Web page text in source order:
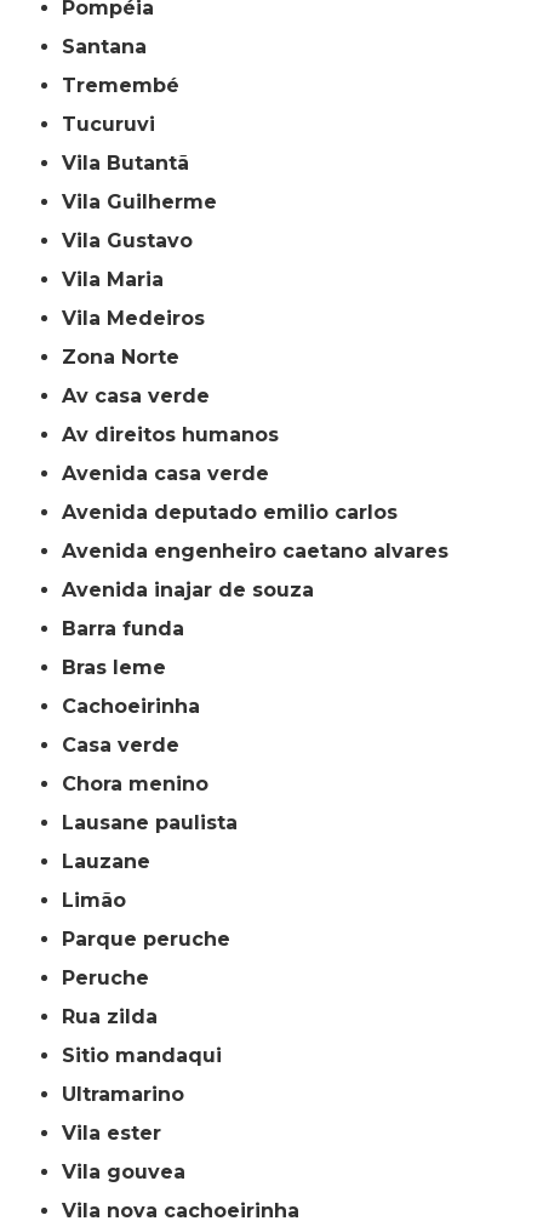
Pompéia
Santana
Tremembé
Tucuruvi
Vila Butantã
Vila Guilherme
Vila Gustavo
Vila Maria
Vila Medeiros
Zona Norte
av casa verde
av direitos humanos
avenida casa verde
avenida deputado emilio carlos
avenida engenheiro caetano alvares
avenida inajar de souza
barra funda
bras leme
cachoeirinha
casa verde
chora menino
lausane paulista
lauzane
limão
parque peruche
peruche
rua zilda
sitio mandaqui
ultramarino
vila ester
vila gouvea
vila nova cachoeirinha